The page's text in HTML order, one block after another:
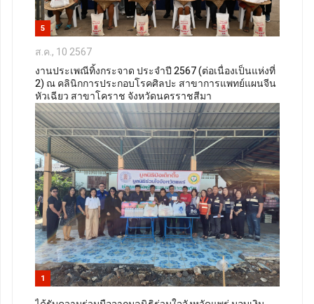
5
ส.ค., 10 2567
งานประเพณีทิ้งกระจาด ประจำปี 2567 (ต่อเนื่องเป็นแห่งที่
2) ณ คลินิกการประกอบโรคศิลปะ สาขาการแพทย์แผนจีน
หัวเฉียว สาขาโคราช จังหวัดนครราชสีมา
1